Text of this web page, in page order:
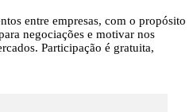
entre empresas, com o propósito
negociações e motivar nos
Participação é gratuita,